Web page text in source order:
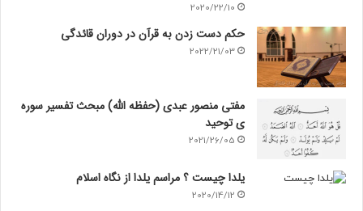
2020/22/10
حکم دست زدن به قرآن در دوران قائدگی
2022/21/03
مفتی منصور عبدی (حفظه الله) مبحث تفسیر سوره
ی توحید
2021/26/05
یلدا چیست ؟ مراسم یلدا از نگاه اسلام
2020/14/12